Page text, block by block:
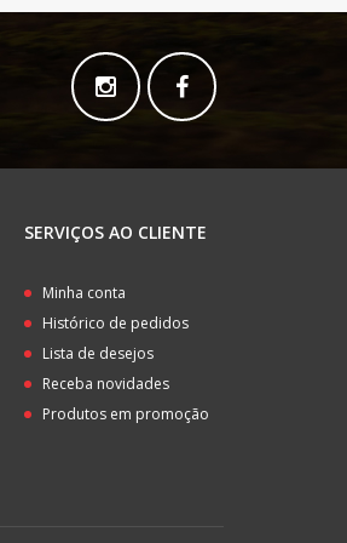
SERVIÇOS AO CLIENTE
Minha conta
Histórico de pedidos
Lista de desejos
Receba novidades
Produtos em promoção